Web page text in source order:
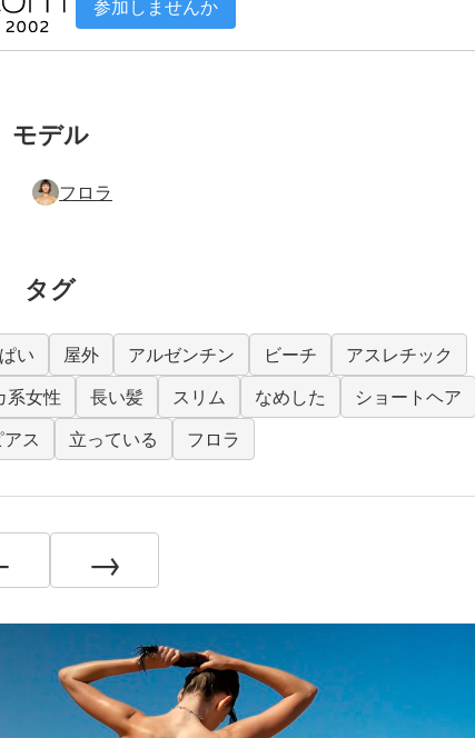
参加しませんか
モデル
フロラ
タグ
い 屋外 アルゼンチン ビーチ
アスレチック
系女性 長い髪 スリム なめした
ショートヘア
アス 立っている フロラ
→